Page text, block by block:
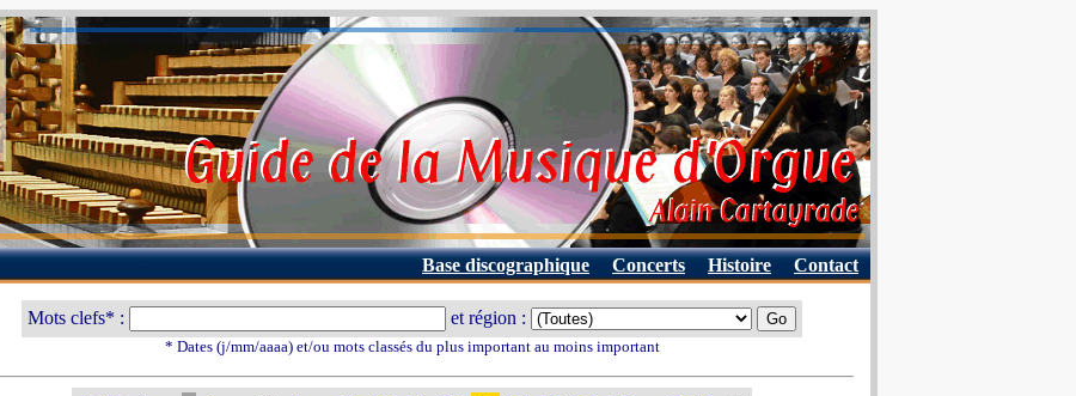
Base discographique Concerts Histoire Contact
Mots clefs* : et région :
* Dates (j/mm/aaaa) et/ou mots classés du plus important au moins important